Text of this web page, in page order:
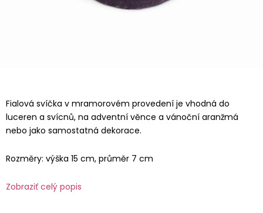
Fialová svíčka v mramorovém provedení je vhodná do
luceren a svícnů, na adventní věnce a vánoční aranžmá
nebo jako samostatná dekorace.
Rozměry: výška 15 cm, průměr 7 cm
Zobraziť celý popis